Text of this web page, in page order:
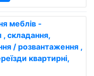
меблів -
, складання,
/ розвантаження ,
квартирні,